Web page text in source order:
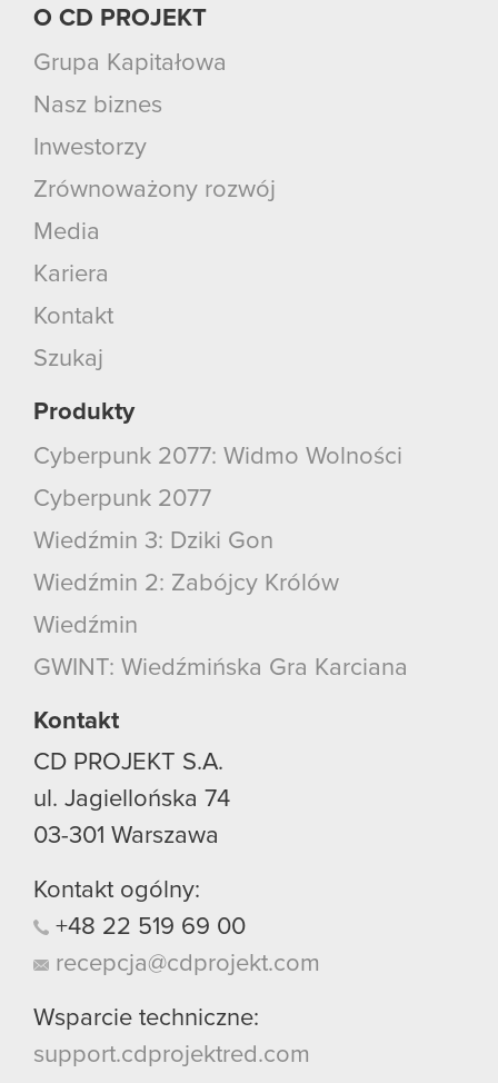
O CD PROJEKT
Grupa Kapitałowa
Nasz biznes
Inwestorzy
Zrównoważony rozwój
Media
Kariera
Kontakt
Szukaj
Produkty
Cyberpunk 2077: Widmo Wolności
Cyberpunk 2077
Wiedźmin 3: Dziki Gon
Wiedźmin 2: Zabójcy Królów
Wiedźmin
GWINT: Wiedźmińska Gra Karciana
Kontakt
CD PROJEKT S.A.
ul. Jagiellońska 74
03-301 Warszawa
Kontakt ogólny:
+48 22 519 69 00
recepcja@cdprojekt.com
Wsparcie techniczne:
support.cdprojektred.com